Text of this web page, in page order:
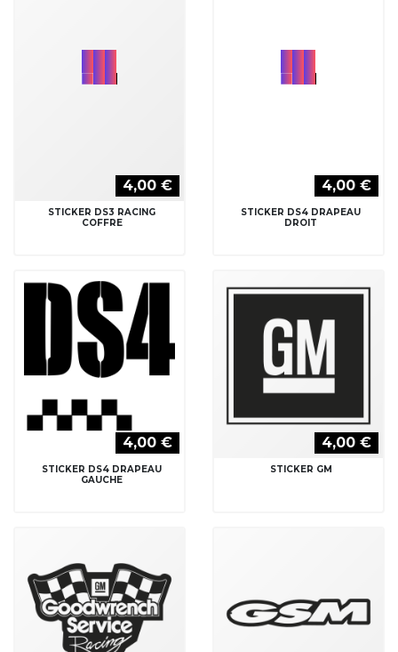
4,00 €
STICKER DS3 RACING
COFFRE
4,00 €
STICKER DS4 DRAPEAU
DROIT
4,00 €
STICKER DS4 DRAPEAU
GAUCHE
4,00 €
STICKER GM